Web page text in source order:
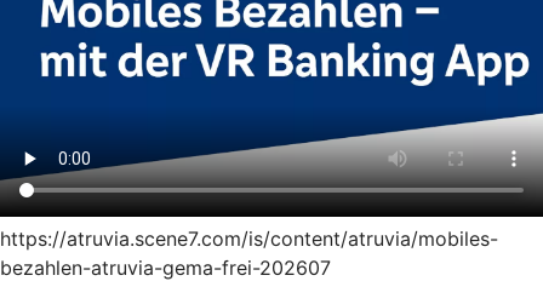
https://atruvia.scene7.com/is/content/atruvia/mobiles-
bezahlen-atruvia-gema-frei-202607